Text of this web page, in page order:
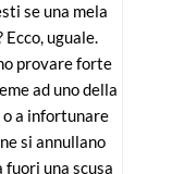
se una mela
uguale.
provare forte
ad uno della
a infortunare
si annullano
una scusa